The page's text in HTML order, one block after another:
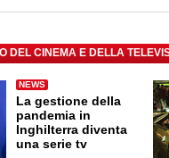
DEL CINEMA E DELLA
NEWS
La gestione della
pandemia in
Inghilterra diventa
una serie tv